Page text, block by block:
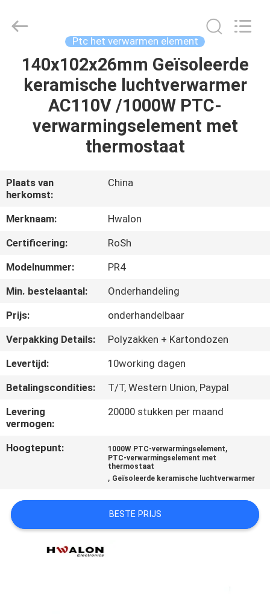
THUIS
PRODUCTEN
FABRIEKSTOCHT
KWALITEITSCONTROLE
NEEM
CONTACT
MET
ONS
OP
NIEUWS
OFFERTE
AANVRAGEN
SITEMAP
PRIVACYBELEID
Reserved.
Ptc het verwarmen element
140x102x26mm Geïsoleerde
keramische luchtverwarmer
AC110V /1000W PTC-
verwarmingselement met
thermostaat
Plaats van
herkomst:
China
Merknaam:
Hwalon
Certificering:
RoSh
Modelnummer:
PR4
Min. bestelaantal:
Onderhandeling
Prijs:
onderhandelbaar
Verpakking Details:
Polyzakken + Kartondozen
Levertijd:
10working dagen
Betalingscondities:
T/T, Western Union, Paypal
Levering
vermogen:
20000 stukken per maand
Hoogtepunt: 1000W PTC-verwarmingselement,
PTC-verwarmingselement met
thermostaat
, Geïsoleerde keramische luchtverwarmer
BESTE PRIJS